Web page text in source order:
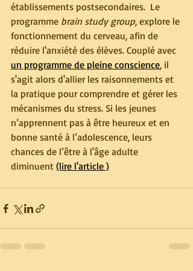
établissements postsecondaires.  Le
programme brain study group, explore le
fonctionnement du cerveau, afin de
réduire l'anxiété des élèves. Couplé avec
un programme de pleine conscience, il
s'agit alors d'allier les raisonnements et
la pratique pour comprendre et gérer les
mécanismes du stress. Si les jeunes
n’apprennent pas à être heureux et en
bonne santé à l’adolescence, leurs
chances de l’être à l'âge adulte
diminuent (lire l'article )